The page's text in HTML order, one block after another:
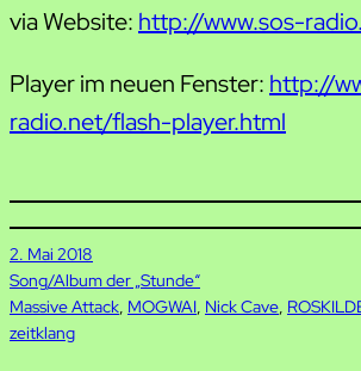
via Website: http://www.sos-
Player im neuen Fenster: http://
radio.net/flash-player.html
2. Mai 2018
Song/Album der „Stunde“
Massive Attack, MOGWAI, Nick Cave,
zeitklang